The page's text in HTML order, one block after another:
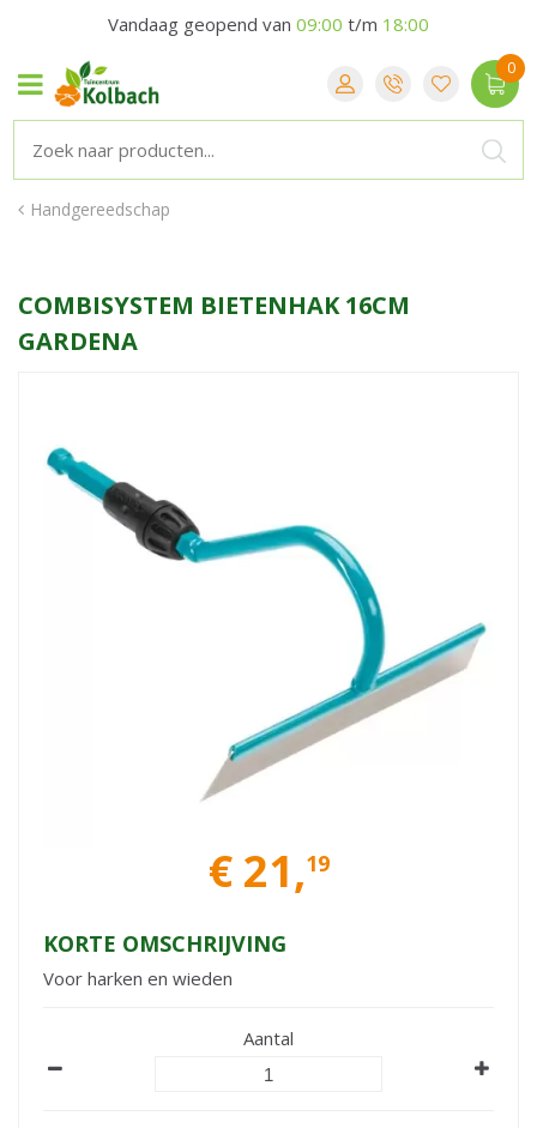
Handgereedschap
Vandaag geopend van 09:00 t/m 18:00
COMBISYSTEM BIETENHAK 16CM
GARDENA
€ 21,19
KORTE OMSCHRIJVING
Voor harken en wieden
Aantal